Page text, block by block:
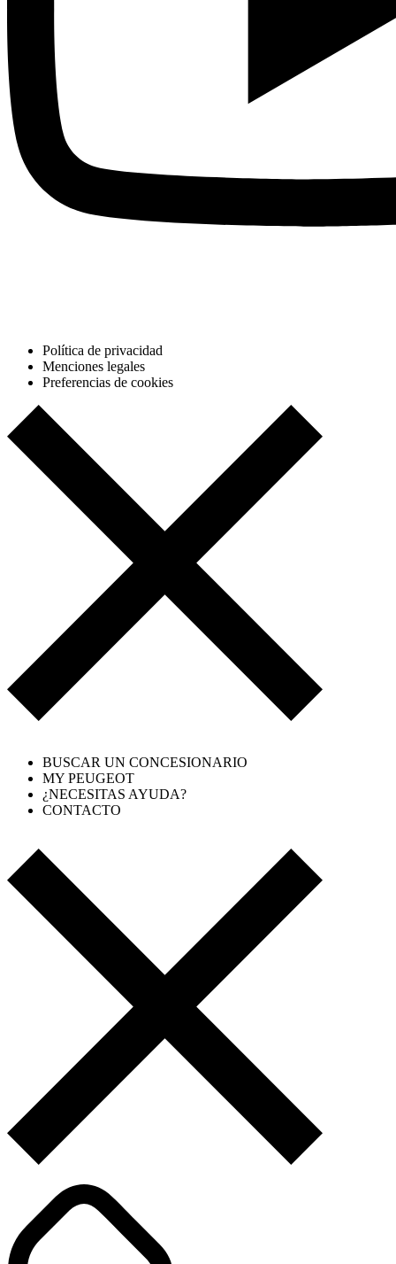
Política de privacidad
Menciones legales
Preferencias de cookies
BUSCAR UN CONCESIONARIO
MY PEUGEOT
¿NECESITAS AYUDA?
CONTACTO
1